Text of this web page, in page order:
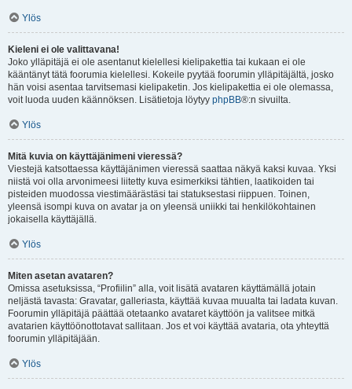
Ylös
Kieleni ei ole valittavana!
Joko ylläpitäjä ei ole asentanut kielellesi kielipakettia tai kukaan ei ole
kääntänyt tätä foorumia kielellesi. Kokeile pyytää foorumin ylläpitäjältä, josko
hän voisi asentaa tarvitsemasi kielipaketin. Jos kielipakettia ei ole olemassa,
voit luoda uuden käännöksen. Lisätietoja löytyy phpBB®:n sivuilta.
Ylös
Mitä kuvia on käyttäjänimeni vieressä?
Viestejä katsottaessa käyttäjänimen vieressä saattaa näkyä kaksi kuvaa. Yksi
niistä voi olla arvonimeesi liitetty kuva esimerkiksi tähtien, laatikoiden tai
pisteiden muodossa viestimäärästäsi tai statuksestasi riippuen. Toinen,
yleensä isompi kuva on avatar ja on yleensä uniikki tai henkilökohtainen
jokaisella käyttäjällä.
Ylös
Miten asetan avataren?
Omissa asetuksissa, “Profiilin” alla, voit lisätä avataren käyttämällä jotain
neljästä tavasta: Gravatar, galleriasta, käyttää kuvaa muualta tai ladata kuvan.
Foorumin ylläpitäjä päättää otetaanko avataret käyttöön ja valitsee mitkä
avatarien käyttöönottotavat sallitaan. Jos et voi käyttää avataria, ota yhteyttä
foorumin ylläpitäjään.
Ylös